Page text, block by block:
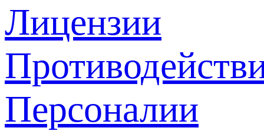
Лицензии
Персоналии